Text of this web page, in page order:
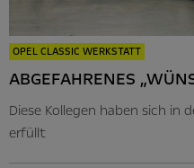
OPEL CLASSIC WERKSTATT
ABGEFAHRENES
Diese Kollegen haben sich in
erfüllt